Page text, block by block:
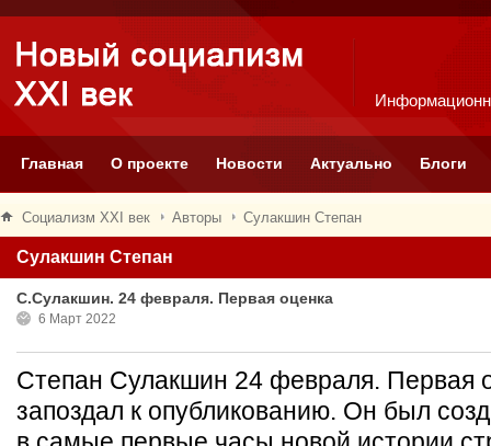
Главная О проекте Новости Актуально Блоги
Социализм XXI век Авторы Сулакшин Степан
Сулакшин Степан
С.Сулакшин. 24 февраля. Первая оценка
6 Март 2022
Степан Сулакшин 24 февраля. Первая
запоздал к опубликованию. Он был